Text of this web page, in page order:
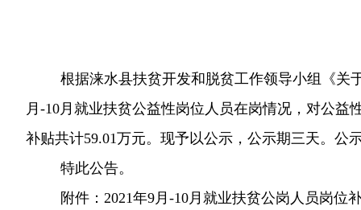
根据涞水县扶贫开发和脱贫工作领导小组《关
月-10月就业扶贫公益性岗位人员在岗情况，对公
补贴共计59.01万元。现予以公示，公示期三天。公
特此公告。
附件：2021年9月-10月就业扶贫公岗人员岗位